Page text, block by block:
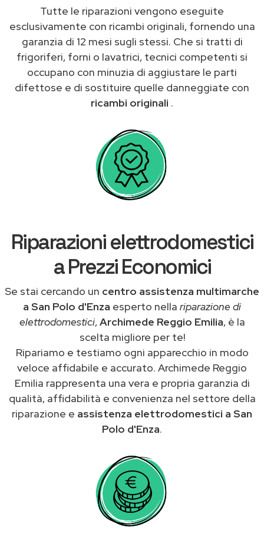
Tutte le riparazioni vengono eseguite
esclusivamente con ricambi originali, fornendo una
garanzia di 12 mesi sugli stessi. Che si tratti di
frigoriferi, forni o lavatrici, tecnici competenti si
occupano con minuzia di aggiustare le parti
difettose e di sostituire quelle danneggiate con
ricambi originali .
Riparazioni elettrodomestici
a Prezzi Economici
Se stai cercando un centro assistenza multimarche
a San Polo d'Enza esperto nella riparazione di
elettrodomestici,Archimede Reggio Emilia, è la
scelta migliore per te!
Ripariamo e testiamo ogni apparecchio in modo
veloce affidabile e accurato. Archimede Reggio
Emilia rappresenta una vera e propria garanzia di
qualità, affidabilità e convenienza nel settore della
riparazione e assistenza elettrodomestici a San
Polo d'Enza.